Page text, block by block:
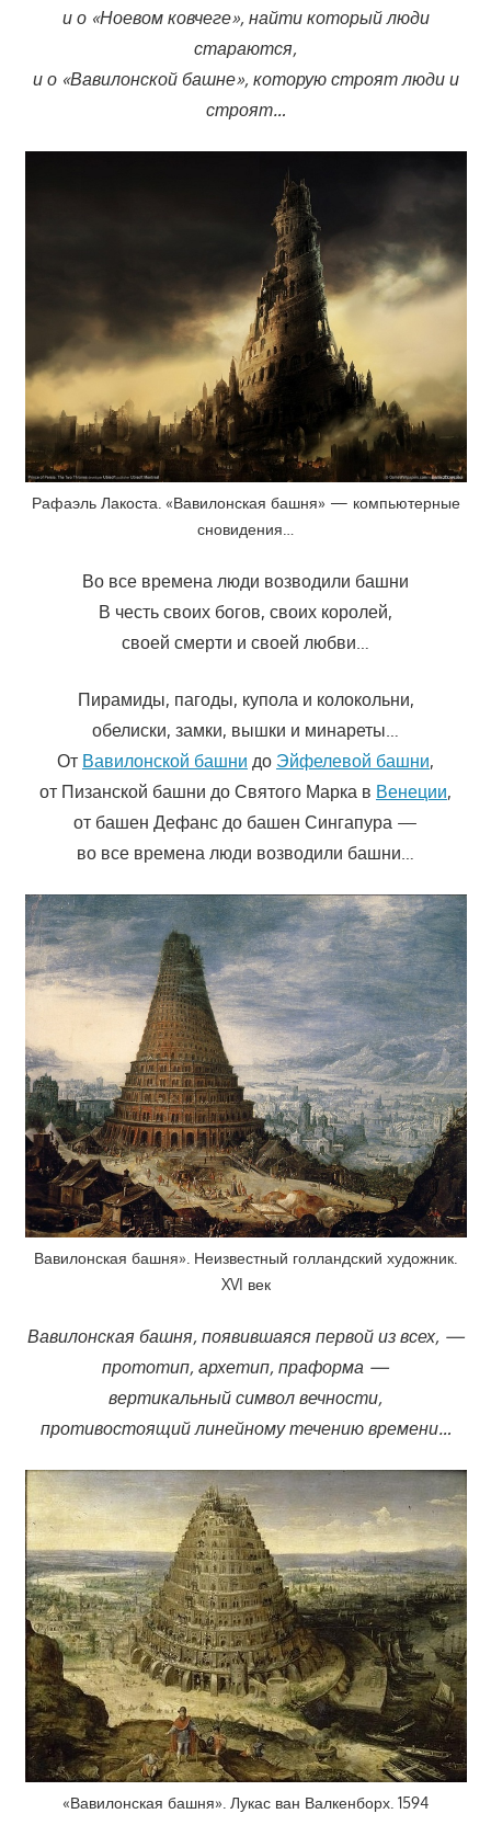
и о «Ноевом ковчеге», найти который люди
стараются,
и о «Вавилонской башне», которую строят люди и
строят…
Рафаэль Лакоста. «Вавилонская башня» — компьютерные
сновидения…
Во все времена люди возводили башни
В честь своих богов, своих королей,
своей смерти и своей любви…
Пирамиды, пагоды, купола и колокольни,
обелиски, замки, вышки и минареты…
От Вавилонской башни до Эйфелевой башни,
от Пизанской башни до Святого Марка в Венеции,
от башен Дефанс до башен Сингапура —
во все времена люди возводили башни…
Вавилонская башня». Неизвестный голландский художник.
XVI век
Вавилонская башня, появившаяся первой из всех, —
прототип, архетип, праформа —
вертикальный символ вечности,
противостоящий линейному течению времени…
«Вавилонская башня». Лукас ван Валкенборх. 1594